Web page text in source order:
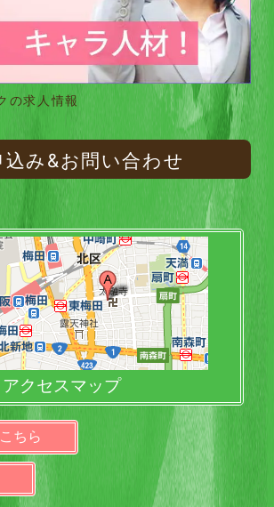
の求人情報
込み&お問い合わせ
アクセスマップ
ちら